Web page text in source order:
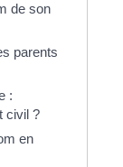
de son
parents
:
civil ?
en